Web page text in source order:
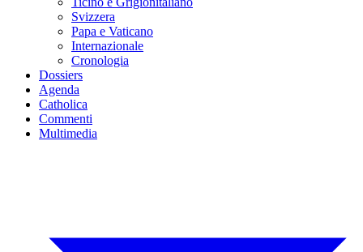
Svizzera
Papa e Vaticano
Internazionale
Cronologia
Dossiers
Agenda
Catholica
Commenti
Multimedia